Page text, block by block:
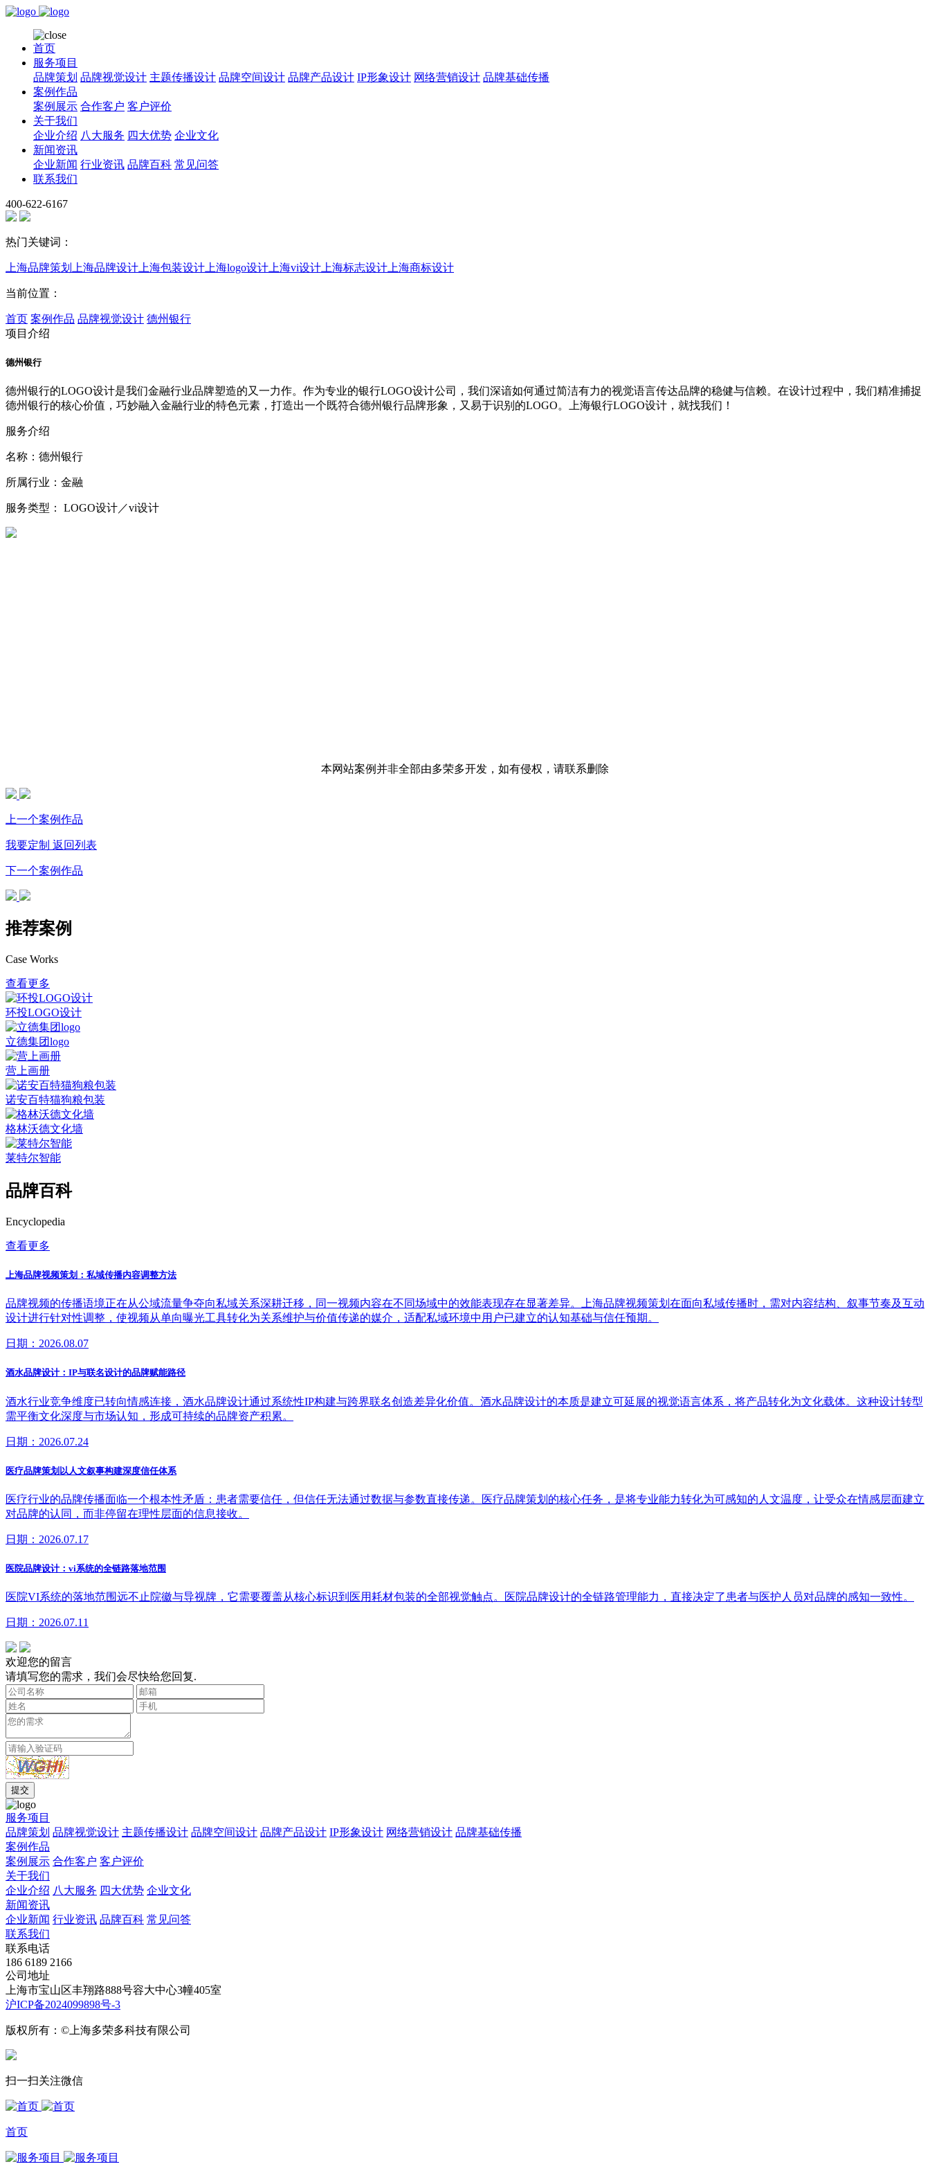
首页
服务项目
品牌策划 品牌视觉设计 主题传播设计 品牌空间设计 品牌产品设计 IP形象设计 网络营销设计 品牌基础传播
案例作品
案例展示 合作客户 客户评价
关于我们
企业介绍 八大服务 四大优势 企业文化
新闻资讯
企业新闻 行业资讯 品牌百科 常见问答
联系我们
400-622-6167
热门关键词：
上海品牌策划 上海品牌设计 上海包装设计 上海logo设计 上海vi设计 上海标志设计 上海商标设计
当前位置：
首页 案例作品 品牌视觉设计 德州银行
项目介绍
德州银行
德州银行的LOGO设计是我们金融行业品牌塑造的又一力作。作为专业的银行LOGO设计公司，我们深谙如何通过简洁有力的视觉语言传达品牌的稳健与信赖。在设计过程中，我们精准捕捉
德州银行的核心价值，巧妙融入金融行业的特色元素，打造出一个既符合德州银行品牌形象，又易于识别的LOGO。上海银行LOGO设计，就找我们！
服务介绍
名称：德州银行
所属行业：金融
服务类型： LOGO设计／vi设计
本网站案例并非全部由多荣多开发，如有侵权，请联系删除
上一个案例作品
我要定制 返回列表
下一个案例作品
推荐案例
Case Works
查看更多
环投LOGO设计
立德集团logo
营上画册
诺安百特猫狗粮包装
格林沃德文化墙
莱特尔智能
品牌百科
Encyclopedia
查看更多
上海品牌视频策划：私域传播内容调整方法
品牌视频的传播语境正在从公域流量争夺向私域关系深耕迁移，同一视频内容在不同场域中的效能表现存在显著差异。上海品牌视频策划在面向私域传播时，需对内容结构、叙事节奏及互动
设计进行针对性调整，使视频从单向曝光工具转化为关系维护与价值传递的媒介，适配私域环境中用户已建立的认知基础与信任预期。
日期：2026.08.07
酒水品牌设计：IP与联名设计的品牌赋能路径
酒水行业竞争维度已转向情感连接，酒水品牌设计通过系统性IP构建与跨界联名创造差异化价值。酒水品牌设计的本质是建立可延展的视觉语言体系，将产品转化为文化载体。这种设计转型
需平衡文化深度与市场认知，形成可持续的品牌资产积累。
日期：2026.07.24
医疗品牌策划以人文叙事构建深度信任体系
医疗行业的品牌传播面临一个根本性矛盾：患者需要信任，但信任无法通过数据与参数直接传递。医疗品牌策划的核心任务，是将专业能力转化为可感知的人文温度，让受众在情感层面建立
对品牌的认同，而非停留在理性层面的信息接收。
日期：2026.07.17
医院品牌设计：vi系统的全链路落地范围
医院VI系统的落地范围远不止院徽与导视牌，它需要覆盖从核心标识到医用耗材包装的全部视觉触点。医院品牌设计的全链路管理能力，直接决定了患者与医护人员对品牌的感知一致性。
日期：2026.07.11
欢迎您的留言
请填写您的需求，我们会尽快给您回复.
服务项目
品牌策划 品牌视觉设计 主题传播设计 品牌空间设计 品牌产品设计 IP形象设计 网络营销设计 品牌基础传播
案例作品
案例展示 合作客户 客户评价
关于我们
企业介绍 八大服务 四大优势 企业文化
新闻资讯
企业新闻 行业资讯 品牌百科 常见问答
联系我们
联系电话
186 6189 2166
公司地址
上海市宝山区丰翔路888号容大中心3幢405室
沪ICP备2024099898号-3
版权所有：©上海多荣多科技有限公司
扫一扫关注微信
首页